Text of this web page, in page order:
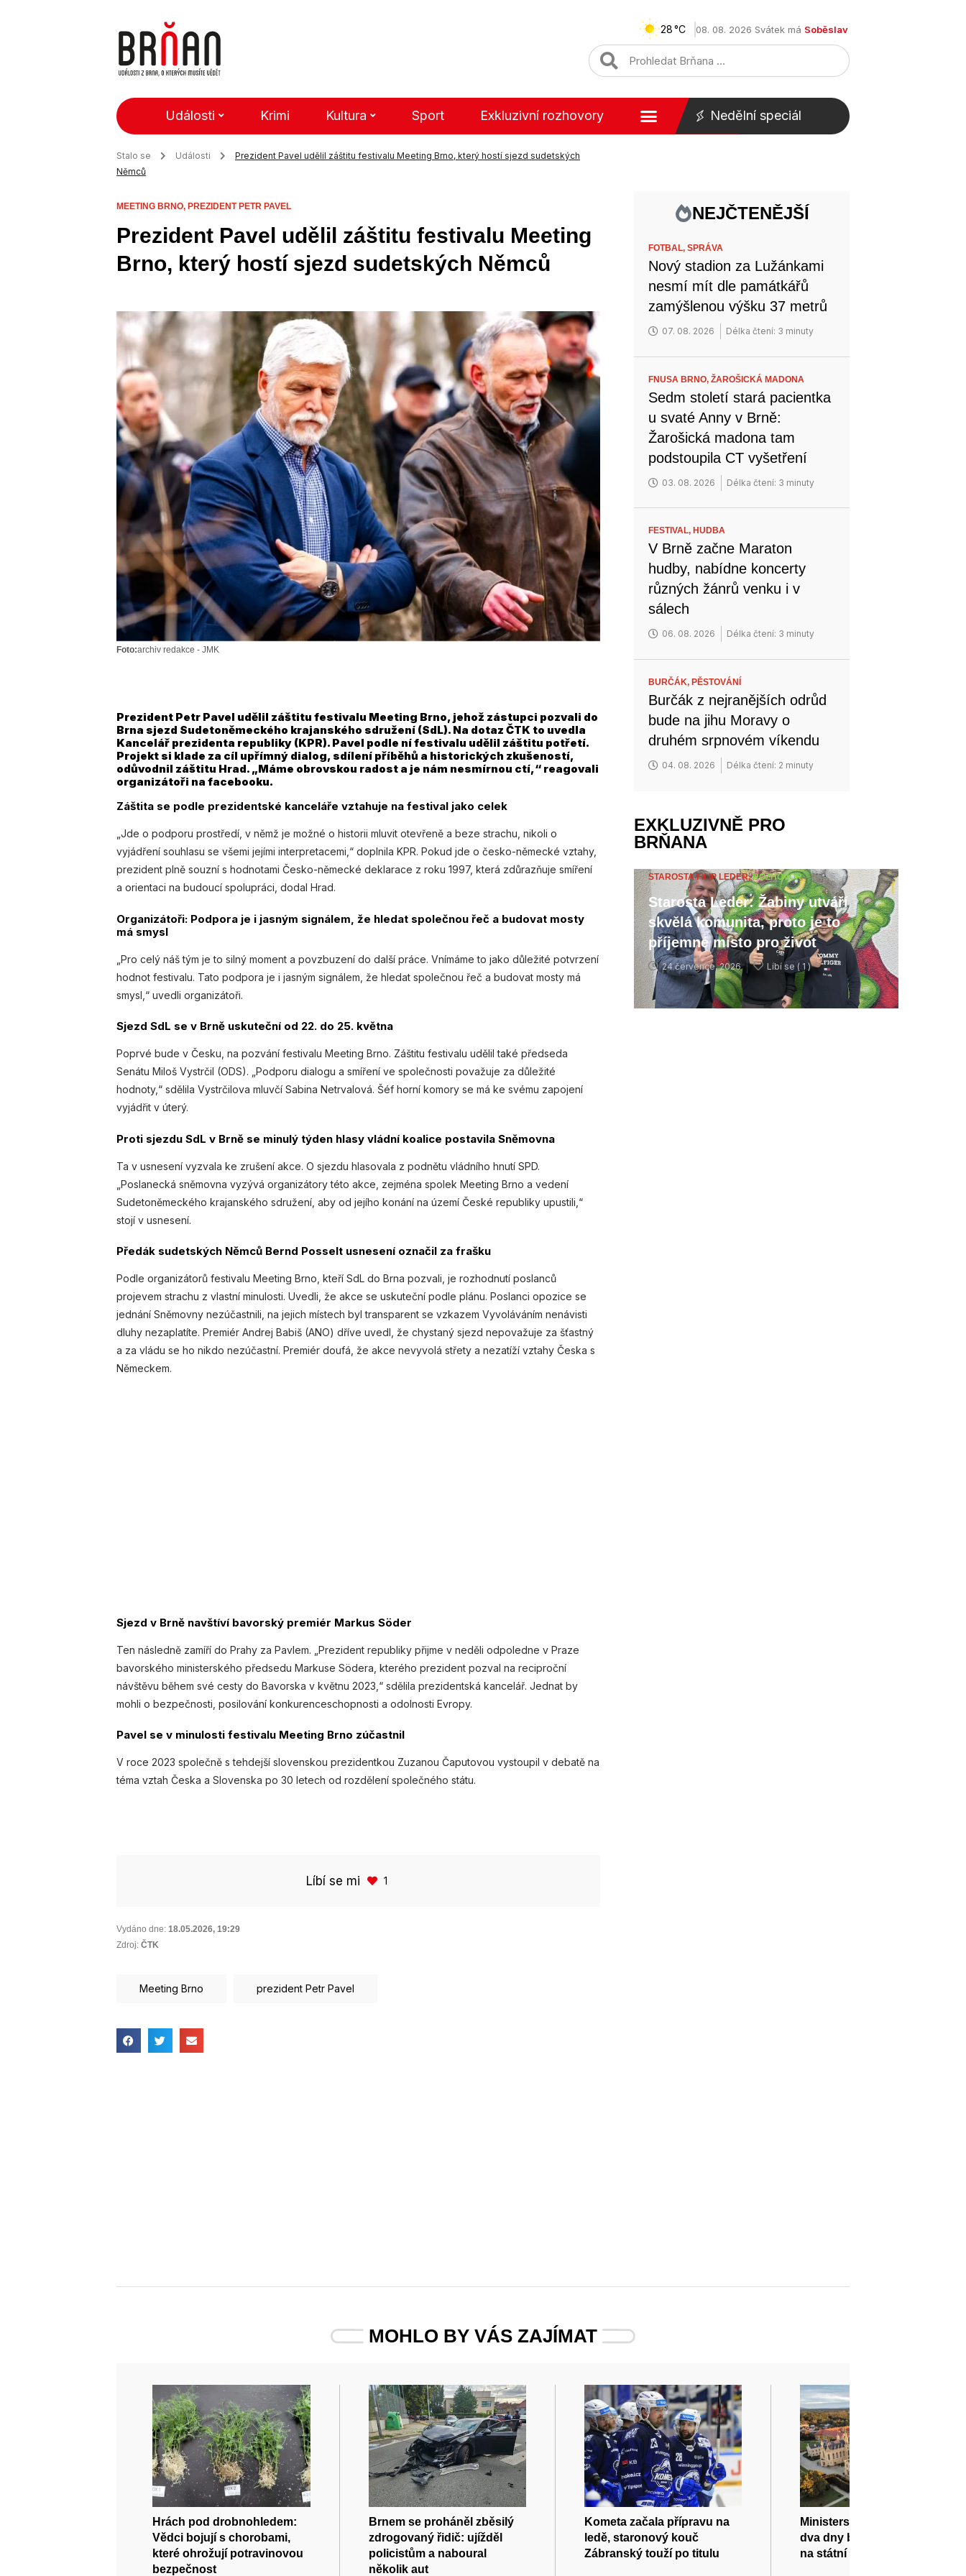
28 08. 08. 2026 Svátek má Soběslav
Události Krimi Kultura Sport Exkluzivní rozhovory Nedělní speciál
Stalo se Události
Prezident Pavel udělil záštitu festivalu Meeting Brno, který hostí sjezd sudetských
Němců
MEETING BRNO, PREZIDENT PETR PAVEL
Prezident Pavel udělil záštitu festivalu Meeting
Brno, který hostí sjezd sudetských Němců
Foto:archiv redakce - JMK
Prezident Petr Pavel udělil záštitu festivalu Meeting Brno, jehož zástupci pozvali do
Brna sjezd Sudetoněmeckého krajanského sdružení (SdL). Na dotaz ČTK to uvedla
Kancelář prezidenta republiky (KPR). Pavel podle ní festivalu udělil záštitu potřetí.
Projekt si klade za cíl upřímný dialog, sdílení příběhů a historických zkušeností,
odůvodnil záštitu Hrad. „Máme obrovskou radost a je nám nesmírnou ctí,“ reagovali
organizátoři na facebooku.
Záštita se podle prezidentské kanceláře vztahuje na festival jako celek
„Jde o podporu prostředí, v němž je možné o historii mluvit otevřeně a beze strachu, nikoli o
vyjádření souhlasu se všemi jejími interpretacemi,“ doplnila KPR. Pokud jde o česko-německé vztahy,
prezident plně souzní s hodnotami Česko-německé deklarace z roku 1997, která zdůrazňuje smíření
a orientaci na budoucí spolupráci, dodal Hrad.
Organizátoři: Podpora je i jasným signálem, že hledat společnou řeč a budovat mosty
má smysl
„Pro celý náš tým je to silný moment a povzbuzení do další práce. Vnímáme to jako důležité potvrzení
hodnot festivalu. Tato podpora je i jasným signálem, že hledat společnou řeč a budovat mosty má
smysl,“ uvedli organizátoři.
Sjezd SdL se v Brně uskuteční od 22. do 25. května
Poprvé bude v Česku, na pozvání festivalu Meeting Brno. Záštitu festivalu udělil také předseda
Senátu Miloš Vystrčil (ODS). „Podporu dialogu a smíření ve společnosti považuje za důležité
hodnoty,“ sdělila Vystrčilova mluvčí Sabina Netrvalová. Šéf horní komory se má ke svému zapojení
vyjádřit v úterý.
Proti sjezdu SdL v Brně se minulý týden hlasy vládní koalice postavila Sněmovna
Ta v usnesení vyzvala ke zrušení akce. O sjezdu hlasovala z podnětu vládního hnutí SPD.
„Poslanecká sněmovna vyzývá organizátory této akce, zejména spolek Meeting Brno a vedení
Sudetoněmeckého krajanského sdružení, aby od jejího konání na území České republiky upustili,“
stojí v usnesení.
Předák sudetských Němců Bernd Posselt usnesení označil za frašku
Podle organizátorů festivalu Meeting Brno, kteří SdL do Brna pozvali, je rozhodnutí poslanců
projevem strachu z vlastní minulosti. Uvedli, že akce se uskuteční podle plánu. Poslanci opozice se
jednání Sněmovny nezúčastnili, na jejich místech byl transparent se vzkazem Vyvoláváním nenávisti
dluhy nezaplatíte. Premiér Andrej Babiš (ANO) dříve uvedl, že chystaný sjezd nepovažuje za šťastný
a za vládu se ho nikdo nezúčastní. Premiér doufá, že akce nevyvolá střety a nezatíží vztahy Česka s
Německem.
Sjezd v Brně navštíví bavorský premiér Markus Söder
Ten následně zamíří do Prahy za Pavlem. „Prezident republiky přijme v neděli odpoledne v Praze
bavorského ministerského předsedu Markuse Södera, kterého prezident pozval na reciproční
návštěvu během své cesty do Bavorska v květnu 2023,“ sdělila prezidentská kancelář. Jednat by
mohli o bezpečnosti, posilování konkurenceschopnosti a odolnosti Evropy.
Pavel se v minulosti festivalu Meeting Brno zúčastnil
V roce 2023 společně s tehdejší slovenskou prezidentkou Zuzanou Čaputovou vystoupil v debatě na
téma vztah Česka a Slovenska po 30 letech od rozdělení společného státu.
Líbí se mi 1
Vydáno dne: 18.05.2026, 19:29
Zdroj: ČTK
Meeting Brno prezident Petr Pavel
NEJČTENĚJŠÍ
FOTBAL,SPRÁVA
Nový stadion za Lužánkami
nesmí mít dle památkářů
zamýšlenou výšku 37 metrů
07. 08. 2026 Délka čtení: 3 minuty
FNUSA BRNO,ŽAROŠICKÁ MADONA
Sedm století stará pacientka
u svaté Anny v Brně:
Žarošická madona tam
podstoupila CT vyšetření
03. 08. 2026 Délka čtení: 3 minuty
FESTIVAL, HUDBA
V Brně začne Maraton
hudby, nabídne koncerty
různých žánrů venku i v
sálech
06. 08. 2026 Délka čtení: 3 minuty
BURČÁK,PĚSTOVÁNÍ
Burčák z nejranějších odrůd
bude na jihu Moravy o
druhém srpnovém víkendu
04. 08. 2026 Délka čtení: 2 minuty
EXKLUZIVNĚ PRO
BRŇANA
STAROSTA FILIP LEDER,ROZHOVOR
Starosta Leder: Žabiny utváří
skvělá komunita, proto je to
příjemné místo pro život
24 července, 2026 Líbí se ( 1 )
MOHLO BY VÁS ZAJÍMAT
Hrách pod drobnohledem:
Vědci bojují s chorobami,
které ohrožují potravinovou
bezpečnost
Brnem se proháněl zběsilý
zdrogovaný řidič: ujížděl
policistům a naboural
několik aut
Kometa začala přípravu na
ledě, staronový kouč
Zábranský touží po titulu
Ministerstvo kultury nabídne
dva dny bezplatných vstupů
na státní hrady a zámky